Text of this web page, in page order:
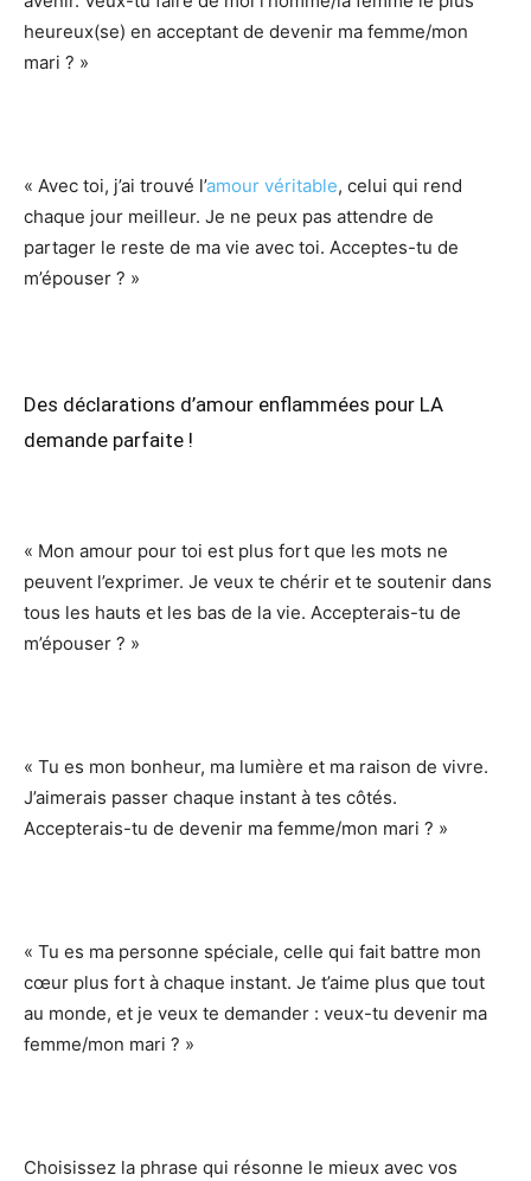
heureux(se) en acceptant de devenir ma femme/mon
mari ? »
« Avec toi, j’ai trouvé l’amour véritable, celui qui rend
chaque jour meilleur. Je ne peux pas attendre de
partager le reste de ma vie avec toi. Acceptes-tu de
m’épouser ? »
Des déclarations d’amour enflammées pour LA
demande parfaite !
« Mon amour pour toi est plus fort que les mots ne
peuvent l’exprimer. Je veux te chérir et te soutenir dans
tous les hauts et les bas de la vie. Accepterais-tu de
m’épouser ? »
« Tu es mon bonheur, ma lumière et ma raison de vivre.
J’aimerais passer chaque instant à tes côtés.
Accepterais-tu de devenir ma femme/mon mari ? »
« Tu es ma personne spéciale, celle qui fait battre mon
cœur plus fort à chaque instant. Je t’aime plus que tout
au monde, et je veux te demander : veux-tu devenir ma
femme/mon mari ? »
Choisissez la phrase qui résonne le mieux avec vos